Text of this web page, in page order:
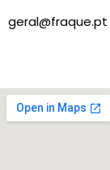
geral@fraque.pt